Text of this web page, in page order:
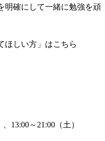
明確にして一緒に勉強を頑
ほしい方」はこちら
13:00～21:00（土）